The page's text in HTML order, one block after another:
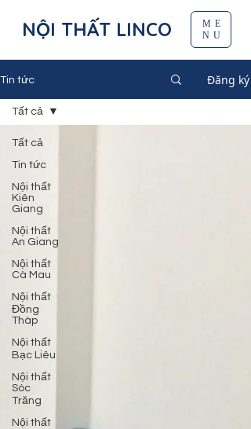
NỘI THẤT LINCO
ME
NU
Tin tức Đăng ký
Tất cả
Tin tức
Nội thất
Kiên
Giang
Nội thất
An Giang
Nội thất
Cà Mau
Nội thất
Đồng
Tháp
Nội thất
Bạc Liêu
Nội thất
Sóc
Trăng
Nội thất
Tất cả